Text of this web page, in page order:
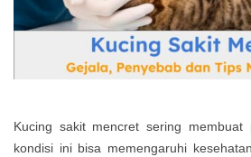
Kucing sakit mencret sering membuat
kondisi ini bisa memengaruhi